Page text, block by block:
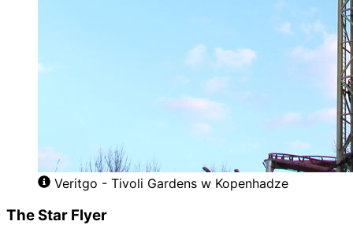
Veritgo - Tivoli Gardens w Kopenhadze
The Star Flyer